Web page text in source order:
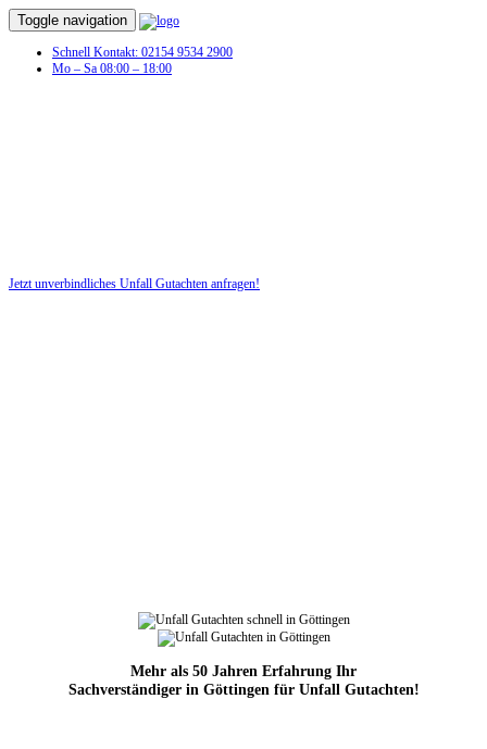
Toggle navigation
Schnell Kontakt: 02154 9534 2900
Mo – Sa 08:00 – 18:00
Jetzt unverbindliches Unfall Gutachten anfragen!
Mehr als 50 Jahren Erfahrung Ihr
Sachverständiger in Göttingen für Unfall Gutachten!